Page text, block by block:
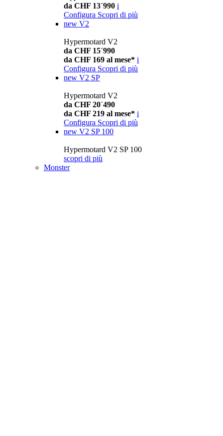
da CHF 13´990 i
Configura Scopri di più
new V2
Hypermotard V2
da CHF 15´990
da CHF 169 al mese* i
Configura Scopri di più
new V2 SP
Hypermotard V2
da CHF 20´490
da CHF 219 al mese* i
Configura Scopri di più
new V2 SP 100
Hypermotard V2 SP 100
scopri di più
Monster